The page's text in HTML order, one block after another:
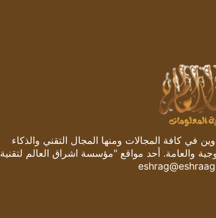
في كافة المجالات ومنها المجال التقني والذكاء
والعامة. أحد مواقع "مؤسسة اشراق العالم لتقنية